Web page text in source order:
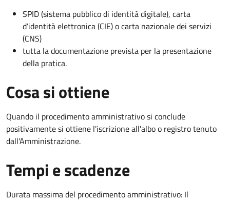
SPID (sistema pubblico di identità digitale), carta
d’identità elettronica (CIE) o carta nazionale dei servizi
(CNS)
tutta la documentazione prevista per la presentazione
della pratica.
Cosa si ottiene
Quando il procedimento amministrativo si conclude
positivamente si ottiene l'iscrizione all'albo o registro tenuto
dall'Amministrazione.
Tempi e scadenze
Durata massima del procedimento amministrativo: Il